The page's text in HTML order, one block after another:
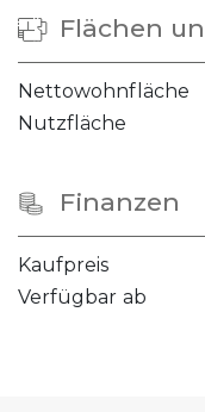
Flächen
Nettowohnfläche
Nutzfläche
Finanzen
Kaufpreis
Verfügbar ab